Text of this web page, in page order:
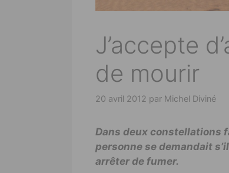
J’accepte
de mourir
20 avril 2012 par Michel Diviné
Dans deux constellations
personne se demandait
arrêter de fumer.